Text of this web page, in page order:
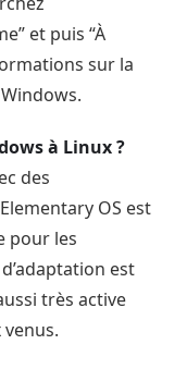
et puis “À
sur la
à Linux ?
des
OS est
pour les
est
très active